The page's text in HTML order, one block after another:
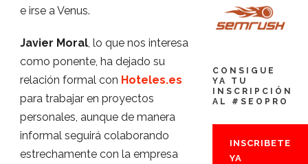
e irse a Venus.
Javier Moral, lo que nos interesa
como ponente, ha dejado su
relación formal con Hoteles.es
para trabajar en proyectos
personales, aunque de manera
informal seguirá colaborando
estrechamente con la empresa
CONSIGUE
YA TU
INSCRIPCIÓN
AL #SEOPRO
INSCRIBETE
YA